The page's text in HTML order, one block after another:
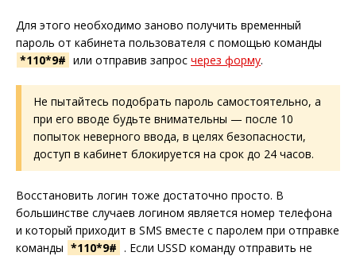
Для этого необходимо заново получить временный
пароль от кабинета пользователя с помощью команды
*110*9# или отправив запрос через форму.
Не пытайтесь подобрать пароль самостоятельно, а
при его вводе будьте внимательны — после 10
попыток неверного ввода, в целях безопасности,
доступ в кабинет блокируется на срок до 24 часов.
Восстановить логин тоже достаточно просто. В
большинстве случаев логином является номер телефона
и который приходит в SMS вместе с паролем при отправке
команды *110*9# . Если USSD команду отправить не